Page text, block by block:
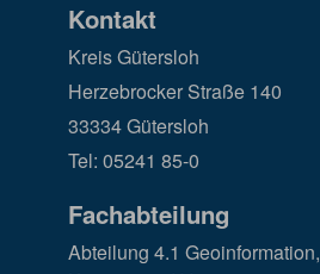
Kontakt
Kreis Gütersloh
Herzebrocker Straße 140
33334 Gütersloh
Tel: 05241 85-0
Fachabteilung
Abteilung 4.1 Geoinformation,